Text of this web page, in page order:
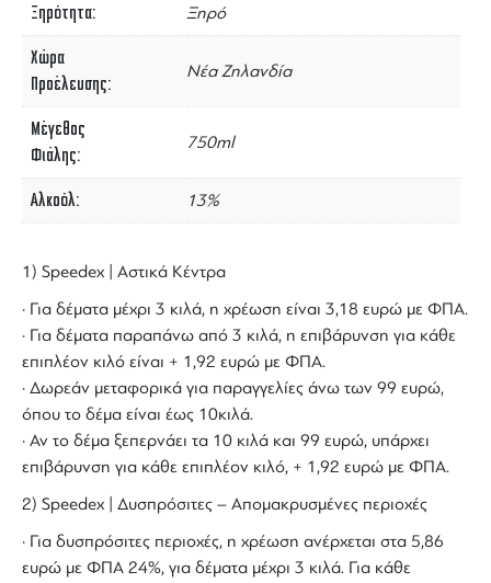
Ξηρότητα Ξηρό
Χώρα
Προέλευσης
Νέα Ζηλανδία
Μέγεθος
Φιάλης
750ml
Αλκοόλ 13%
1) Speedex | Αστικά Κέντρα
· Για δέματα μέχρι 3 κιλά, η χρέωση είναι 3,18 ευρώ με ΦΠΑ.
· Για δέματα παραπάνω από 3 κιλά, η επιβάρυνση για κάθε
επιπλέον κιλό είναι + 1,92 ευρώ με ΦΠΑ.
· Δωρεάν μεταφορικά για παραγγελίες άνω των 99 ευρώ,
όπου το δέμα είναι έως 10κιλά.
· Αν το δέμα ξεπερνάει τα 10 κιλά και 99 ευρώ, υπάρχει
επιβάρυνση για κάθε επιπλέον κιλό, + 1,92 ευρώ με ΦΠΑ.
2) Speedex | Δυσπρόσιτες – Απομακρυσμένες περιοχές
· Για δυσπρόσιτες περιοχές, η χρέωση ανέρχεται στα 5,86
ευρώ με ΦΠΑ 24%, για δέματα μέχρι 3 κιλά. Για κάθε